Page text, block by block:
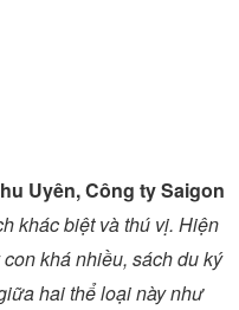
Uyên, Công ty Saigon
khác biệt và thú vị. Hiện
khá nhiều, sách du ký
hai thể loại này như